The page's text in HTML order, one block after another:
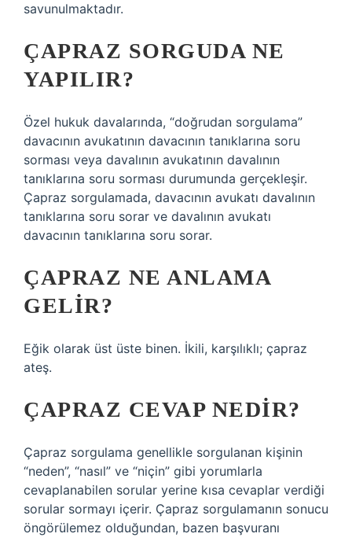
savunulmaktadır.
ÇAPRAZ SORGUDA NE
YAPILIR?
Özel hukuk davalarında, “doğrudan sorgulama”
davacının avukatının davacının tanıklarına soru
sorması veya davalının avukatının davalının
tanıklarına soru sorması durumunda gerçekleşir.
Çapraz sorgulamada, davacının avukatı davalının
tanıklarına soru sorar ve davalının avukatı
davacının tanıklarına soru sorar.
ÇAPRAZ NE ANLAMA
GELIR?
Eğik olarak üst üste binen. İkili, karşılıklı; çapraz
ateş.
ÇAPRAZ CEVAP NEDIR?
Çapraz sorgulama genellikle sorgulanan kişinin
“neden”, “nasıl” ve “niçin” gibi yorumlarla
cevaplanabilen sorular yerine kısa cevaplar verdiği
sorular sormayı içerir. Çapraz sorgulamanın sonucu
öngörülemez olduğundan, bazen başvuranı